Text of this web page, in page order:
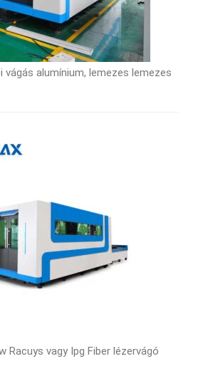
vágás alumínium, lemezes lemezes
Racuys vagy Ipg Fiber lézervágó